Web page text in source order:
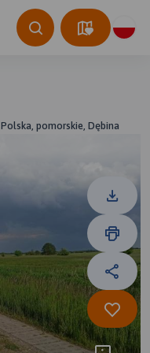
Polska, pomorskie, Dębina